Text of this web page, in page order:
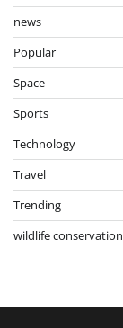
news
Popular
Space
Sports
Technology
Travel
Trending
wildlife conservation